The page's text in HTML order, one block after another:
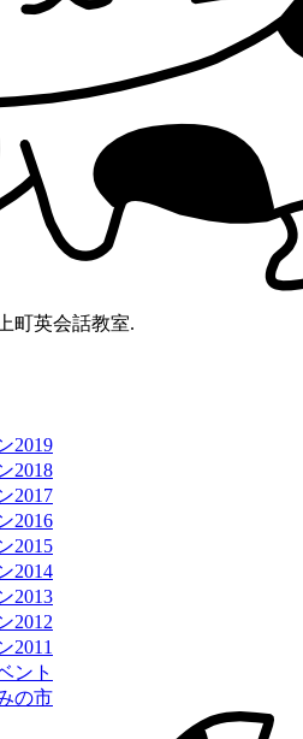
町英会話教室.
2019
2018
2017
2016
2015
2014
2013
2012
2011
ント
の市